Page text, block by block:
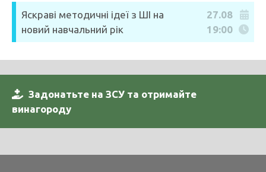
Яскраві методичні ідеї з ШІ на
новий навчальний рік
27.08
19:00
Задонатьте на ЗСУ та отримайте
винагороду